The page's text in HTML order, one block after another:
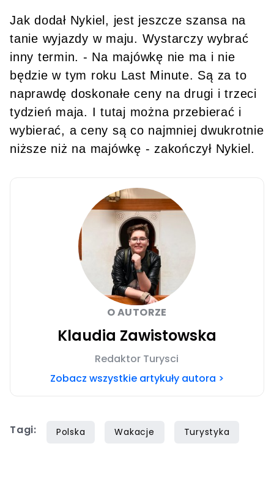
Jak dodał Nykiel, jest jeszcze szansa na
tanie wyjazdy w maju. Wystarczy wybrać
inny termin. - Na majówkę nie ma i nie
będzie w tym roku Last Minute. Są za to
naprawdę doskonałe ceny na drugi i trzeci
tydzień maja. I tutaj można przebierać i
wybierać, a ceny są co najmniej dwukrotnie
niższe niż na majówkę - zakończył Nykiel.
O AUTORZE
Klaudia Zawistowska
Redaktor Turysci
Zobacz wszystkie artykuły autora >
Tagi: Polska Wakacje Turystyka